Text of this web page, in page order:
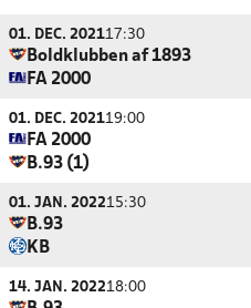
01. DEC. 202117:30
Boldklubben af 1893
FA 2000
01. DEC. 202119:00
FA 2000
B.93 (1)
01. JAN. 202215:30
B.93
KB
14. JAN. 202218:00